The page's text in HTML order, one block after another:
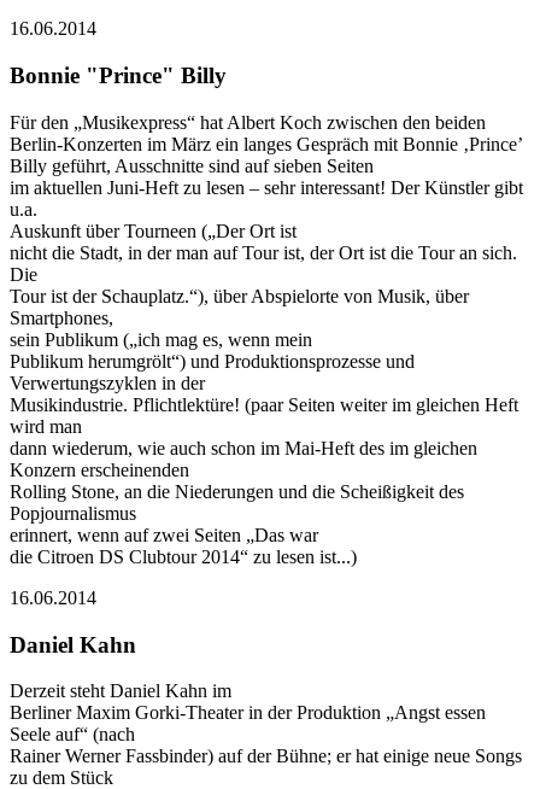
16.06.2014
Bonnie "Prince" Billy
Für den „Musikexpress“ hat Albert Koch zwischen den beiden
Berlin-Konzerten im März ein langes Gespräch mit Bonnie ‚Prince’
Billy geführt, Ausschnitte sind auf sieben Seiten
im aktuellen Juni-Heft zu lesen – sehr interessant! Der Künstler gibt
u.a.
Auskunft über Tourneen („Der Ort ist
nicht die Stadt, in der man auf Tour ist, der Ort ist die Tour an sich.
Die
Tour ist der Schauplatz.“), über Abspielorte von Musik, über
Smartphones,
sein Publikum („ich mag es, wenn mein
Publikum herumgrölt“) und Produktionsprozesse und
Verwertungszyklen in der
Musikindustrie. Pflichtlektüre! (paar Seiten weiter im gleichen Heft
wird man
dann wiederum, wie auch schon im Mai-Heft des im gleichen
Konzern erscheinenden
Rolling Stone, an die Niederungen und die Scheißigkeit des
Popjournalismus
erinnert, wenn auf zwei Seiten „Das war
die Citroen DS Clubtour 2014“ zu lesen ist...)
16.06.2014
Daniel Kahn
Derzeit steht Daniel Kahn im
Berliner Maxim Gorki-Theater in der Produktion „Angst essen
Seele auf“ (nach
Rainer Werner Fassbinder) auf der Bühne; er hat einige neue Songs
zu dem Stück